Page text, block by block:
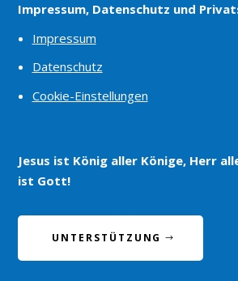
Impressum, Datenschutz und
Impressum
Datenschutz
Cookie-Einstellungen
Jesus ist König aller Könige, Herr
ist Gott!
UNTERSTÜTZUNG